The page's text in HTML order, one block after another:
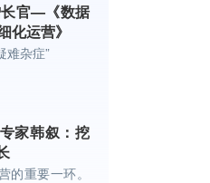
长官—《数据
化运营》
难杂症”
家韩叙：挖
的重要一环。